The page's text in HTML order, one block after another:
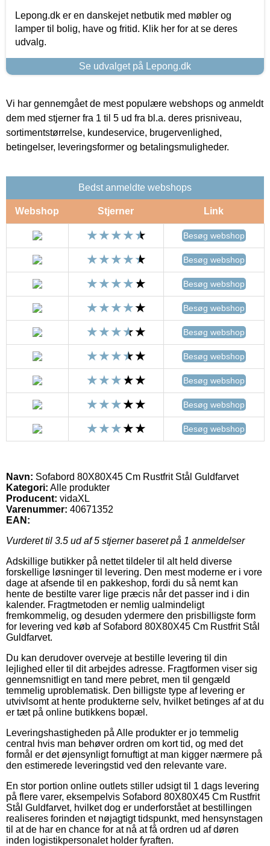
Lepong.dk er en danskejet netbutik med møbler og
lamper til bolig, have og fritid. Klik her for at se deres
udvalg.
Se udvalget på Lepong.dk
Vi har gennemgået de mest populære webshops og anmeldt
dem med stjerner fra 1 til 5 ud fra bl.a. deres prisniveau,
sortimentstørrelse, kundeservice, brugervenlighed,
betingelser, leveringsformer og betalingsmuligheder.
Bedst anmeldte webshops
Webshop Stjerner Link
Besøg webshop
Besøg webshop
Besøg webshop
Besøg webshop
Besøg webshop
Besøg webshop
Besøg webshop
Besøg webshop
Besøg webshop
Navn: Sofabord 80X80X45 Cm Rustfrit Stål Guldfarvet
Kategori: Alle produkter
Producent: vidaXL
Varenummer: 40671352
EAN:
Vurderet til 3.5 ud af 5 stjerner baseret på 1 anmeldelser
Adskillige butikker på nettet tildeler til alt held diverse
forskellige løsninger til levering. Den mest moderne er i vore
dage at afsende til en pakkeshop, fordi du så nemt kan
hente de bestilte varer lige præcis når det passer ind i din
kalender. Fragtmetoden er nemlig ualmindeligt
fremkommelig, og desuden ydermere den prisbilligste form
for levering ved køb af Sofabord 80X80X45 Cm Rustfrit Stål
Guldfarvet.
Du kan derudover overveje at bestille levering til din
lejlighed eller til dit arbejdes adresse. Fragtformen viser sig
gennemsnitligt en tand mere pebret, men til gengæld
temmelig uproblematisk. Den billigste type af levering er
utvivlsomt at hente produkterne selv, hvilket betinges af at du
er tæt på online butikkens bopæl.
Leveringshastigheden på Alle produkter er jo temmelig
central hvis man behøver ordren om kort tid, og med det
formål er det øjensynligt fornuftigt at man kigger nærmere på
den estimerede leveringstid ved den relevante vare.
En stor portion online outlets stiller udsigt til 1 dags levering
på flere varer, eksempelvis Sofabord 80X80X45 Cm Rustfrit
Stål Guldfarvet, hvilket dog er underforstået at bestillingen
realiseres forinden et nøjagtigt tidspunkt, med hensynstagen
til at de har en chance for at nå at få ordren ud af døren
inden logistikpersonalet holder fyraften.